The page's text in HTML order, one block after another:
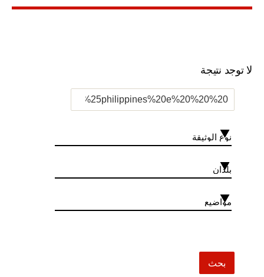
لا توجد نتيجة